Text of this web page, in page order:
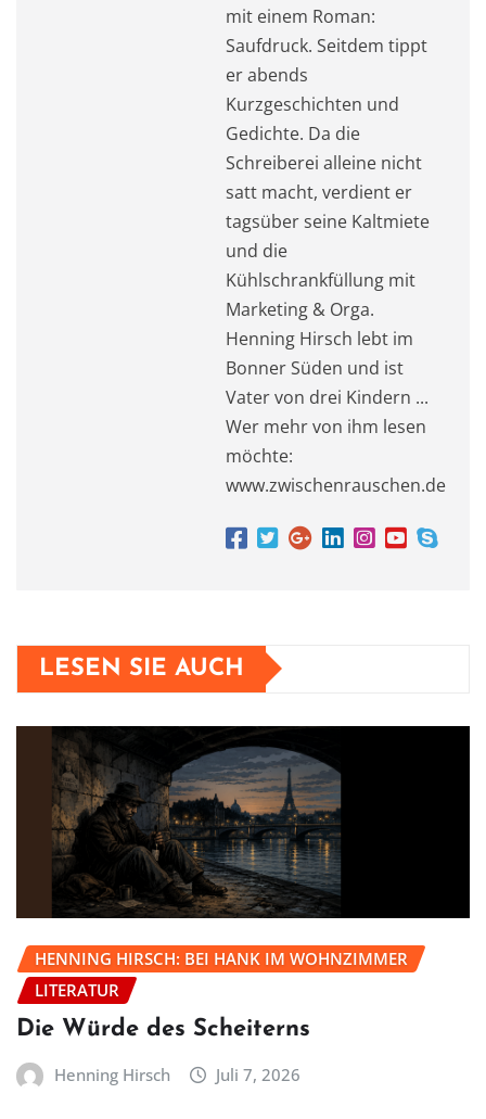
mit einem Roman:
Saufdruck. Seitdem tippt
er abends
Kurzgeschichten und
Gedichte. Da die
Schreiberei alleine nicht
satt macht, verdient er
tagsüber seine Kaltmiete
und die
Kühlschrankfüllung mit
Marketing & Orga.
Henning Hirsch lebt im
Bonner Süden und ist
Vater von drei Kindern ...
Wer mehr von ihm lesen
möchte:
www.zwischenrauschen.de
LESEN SIE AUCH
HENNING HIRSCH: BEI HANK IM WOHNZIMMER
LITERATUR
Die Würde des Scheiterns
Henning Hirsch Juli 7, 2026